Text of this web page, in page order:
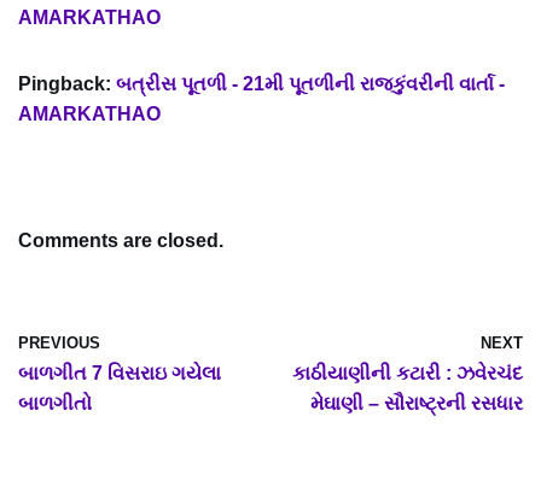
AMARKATHAO
Pingback: બત્રીસ પૂતળી - 21મી પૂતળીની રાજકુંવરીની વાર્તા -
AMARKATHAO
Comments are closed.
PREVIOUS
બાળગીત 7 વિસરાઇ ગયેલા
બાળગીતો
NEXT
કાઠીયાણીની કટારી : ઝવેરચંદ
મેઘાણી – સૌરાષ્ટ્રની રસધાર